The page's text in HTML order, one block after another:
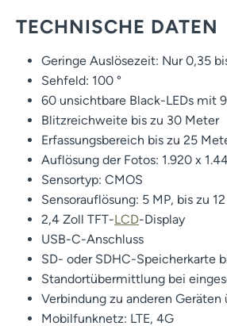
TECHNISCHE DATEN
Geringe Auslösezeit: Nur 0,35
Sehfeld: 100 °
60 unsichtbare Black-LEDs mit
Blitzreichweite bis zu 30 Meter
Erfassungsbereich bis zu 25
Auflösung der Fotos: 1.920 x
Sensortyp: CMOS
Sensorauflösung: 5 MP, bis zu
2,4 Zoll TFT-LCD-Display
USB-C-Anschluss
SD- oder SDHC-Speicherkarte
Standortübermittlung bei
Verbindung zu anderen
Mobilfunknetz: LTE, 4G